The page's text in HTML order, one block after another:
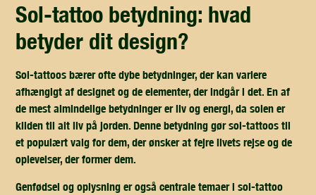
sol-tattoo betydning: hvad
betyder dit design?
Sol-tattoos bærer ofte dybe betydninger, der kan variere
afhængigt af designet og de elementer, der indgår i det. En af
de mest almindelige betydninger er liv og energi, da solen er
kilden til alt liv på jorden. Denne betydning gør sol-tattoos til
et populært valg for dem, der ønsker at fejre livets rejse og de
oplevelser, der former dem.
Genfødsel og oplysning er også centrale temaer i sol-tattoo